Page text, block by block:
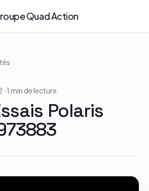
Quad Action
Action
· 1 min de lecture
Polaris